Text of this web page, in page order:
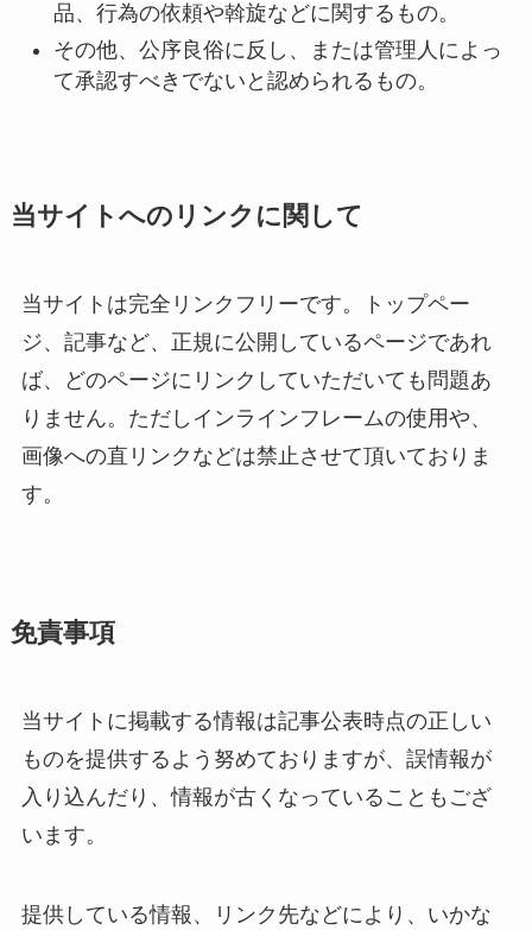
品、行為の依頼や斡旋などに関するもの。
その他、公序良俗に反し、または管理人によっ
て承認すべきでないと認められるもの。
当サイトへのリンクに関して
当サイトは完全リンクフリーです。トップペー
ジ、記事など、正規に公開しているページであれ
ば、どのページにリンクしていただいても問題あ
りません。ただしインラインフレームの使用や、
画像への直リンクなどは禁止させて頂いておりま
す。
免責事項
当サイトに掲載する情報は記事公表時点の正しい
ものを提供するよう努めておりますが、誤情報が
入り込んだり、情報が古くなっていることもござ
います。
提供している情報、リンク先などにより、いかな